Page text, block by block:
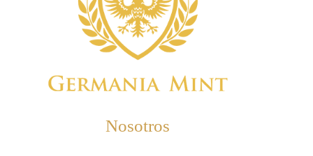
Nosotros